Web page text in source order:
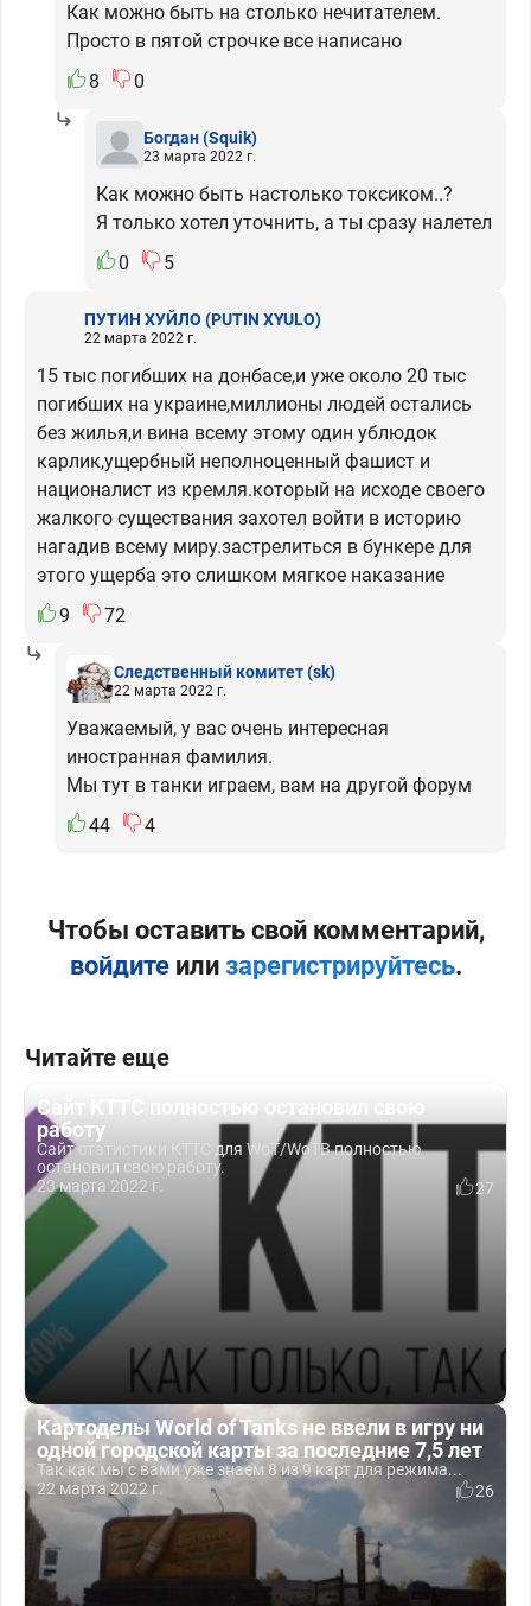
Как можно быть на столько нечитателем.
Просто в пятой строчке все написано
8
0
Богдан(Squik)
23 марта 2022 г.
Как можно быть настолько токсиком..?
Я только хотел уточнить, а ты сразу налетел
0
5
ПУТИН ХУЙЛО (PUTIN XYULO)
22 марта 2022 г.
15 тыс погибших на донбасе,и уже около 20 тыс
погибших на украине,миллионы людей остались
без жилья,и вина всему этому один ублюдок
карлик,ущербный неполноценный фашист и
националист из кремля.который на исходе своего
жалкого существания захотел войти в историю
нагадив всему миру.застрелиться в бункере для
этого ущерба это слишком мягкое наказание
9
72
Следственный комитет(sk)
22 марта 2022 г.
Уважаемый, у вас очень интересная
иностранная фамилия.
Мы тут в танки играем, вам на другой форум
44
4
Чтобы оставить свой комментарий,
войдитеили зарегистрируйтесь.
Читайте еще
Сайт КТТС полностью остановил свою
работу
Сайт статистики КТТС для WoT/WoTB полностью
остановил свою работу.
23 марта 2022 г.
27
Картоделы World of Tanks не ввели в игру ни
одной городской карты за последние 7,5 лет
Так как мы с вами уже знаем 8 из 9 карт для режима...
22 марта 2022 г.
26